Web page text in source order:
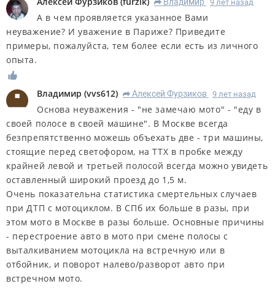
R 9 лет назад
А в чем проявляется указанное Вами
неуважение? И уважение в Париже? Приведите
примеры, пожалуйста, тем более если есть из личного
опыта.
Владимир (vvs612) R Алексей Фурзиков 9 лет назад
Основа неуважения - "не замечаю мото" - "еду в
своей полосе в своей машине". В Москве всегда
безпрепятственно можешь объехать две - три машины,
стоящие перед светофором, на ТТХ в пробке между
крайней левой и третьей полосой всегда можно увидеть
оставленный широкий проезд до 1,5 м.
Очень показательна статистика смертельных случаев
при ДТП с мотоциклом. В СПб их больше в разы, при
этом мото в Москве в разы больше. Основные причины
- перестроение авто в мото при смене полосы с
выталкиванием мотоцикла на встречную или в
отбойник, и поворот налево/разворот авто при
встречном мото.